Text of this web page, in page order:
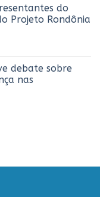
do
Projeto Rondônia
debate sobre
nas